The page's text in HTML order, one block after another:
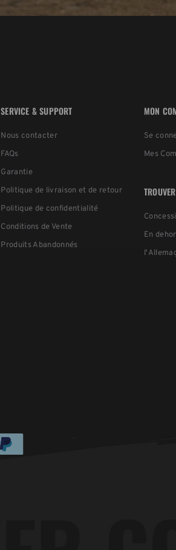
SERVICE & SUPPORT
Nous contacter
FAQs
Garantie
Politique de livraison et de retour
Politique de confidentialité
Conditions de Vente
Produits Abandonnés
MON
Se
Mes
En